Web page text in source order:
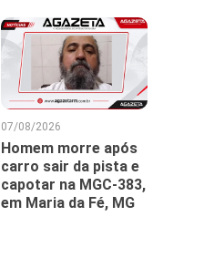
07/08/2026
Homem morre após
carro sair da pista e
capotar na MGC-383,
em Maria da Fé, MG